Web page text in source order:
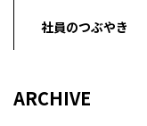
社員のつぶやき
ARCHIVE